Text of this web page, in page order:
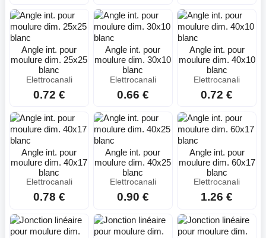
Angle int. pour
moulure dim. 25x25
blanc
Elettrocanali
0.72 €
Angle int. pour
moulure dim. 30x10
blanc
Elettrocanali
0.66 €
Angle int. pour
moulure dim. 40x10
blanc
Elettrocanali
0.72 €
Angle int. pour
moulure dim. 40x17
blanc
Elettrocanali
0.78 €
Angle int. pour
moulure dim. 40x25
blanc
Elettrocanali
0.90 €
Angle int. pour
moulure dim. 60x17
blanc
Elettrocanali
1.26 €